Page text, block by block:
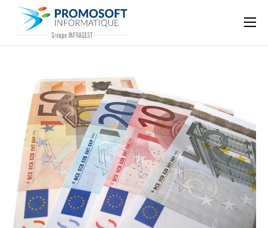
Qui sommes-nous ?
Nos ressources
Support